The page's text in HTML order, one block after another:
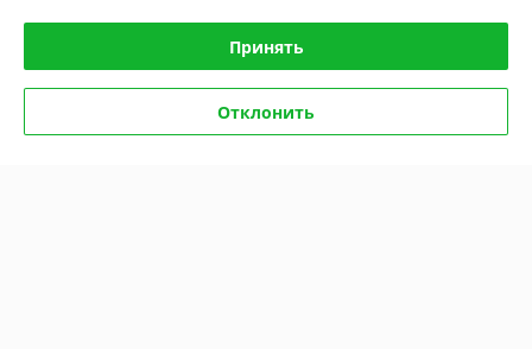
Политика обработки cookies
Принять
Отклонить